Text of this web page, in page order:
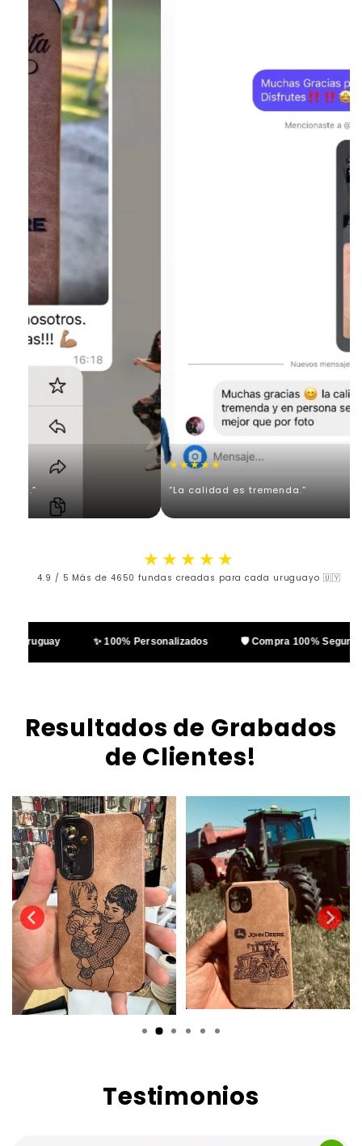
El grabado quedó
★★★★★
“La calidad es tremenda.”
Muchas gracias. La calidad es
persona se ve mucho mejor que
★★★★★
4.9 / 5 Más de 4650 fundas creadas para cada uruguayo 🇺🇾
Uruguay ✨ 100% Personalizados 🛡️ Compra 100% Segura
Resultados de Grabados
de Clientes!
Testimonios